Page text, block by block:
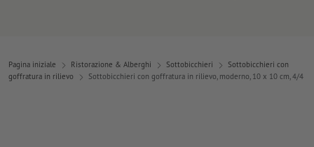
Pagina iniziale Ristorazione & Alberghi Sottobicchieri
Sottobicchieri con
goffratura in rilievo
Sottobicchieri con goffratura in rilievo, moderno, 10 x 10 cm, 4/4